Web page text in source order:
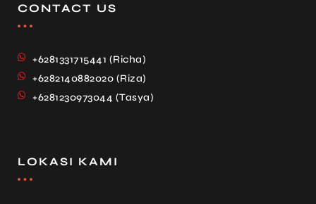
CONTACT US
+6281331715441 (Richa)
+6282140882020 (Riza)
+6281230973044 (Tasya)
LOKASI KAMI